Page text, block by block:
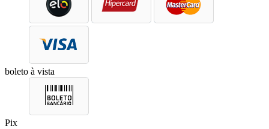
boleto à vista
Pix